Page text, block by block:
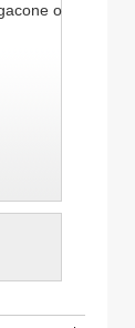
o